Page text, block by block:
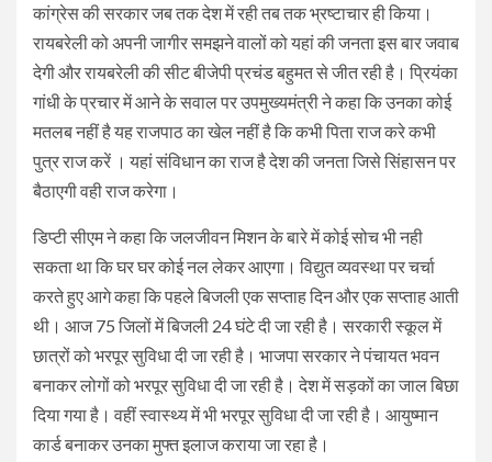
कांग्रेस की सरकार जब तक देश में रही तब तक भ्रष्टाचार ही किया।
रायबरेली को अपनी जागीर समझने वालों को यहां की जनता इस बार जवाब
देगी और रायबरेली की सीट बीजेपी प्रचंड बहुमत से जीत रही है। प्रियंका
गांधी के प्रचार में आने के सवाल पर उपमुख्यमंत्री ने कहा कि उनका कोई
मतलब नहीं है यह राजपाठ का खेल नहीं है कि कभी पिता राज करे कभी
पुत्र राज करें । यहां संविधान का राज है देश की जनता जिसे सिंहासन पर
बैठाएगी वही राज करेगा।
डिप्टी सीएम ने कहा कि जलजीवन मिशन के बारे में कोई सोच भी नही
सकता था कि घर घर कोई नल लेकर आएगा। विद्युत व्यवस्था पर चर्चा
करते हुए आगे कहा कि पहले बिजली एक सप्ताह दिन और एक सप्ताह आती
थी। आज 75 जिलों में बिजली 24 घंटे दी जा रही है। सरकारी स्कूल में
छात्रों को भरपूर सुविधा दी जा रही है। भाजपा सरकार ने पंचायत भवन
बनाकर लोगों को भरपूर सुविधा दी जा रही है। देश में सड़कों का जाल बिछा
दिया गया है। वहीं स्वास्थ्य में भी भरपूर सुविधा दी जा रही है। आयुष्मान
कार्ड बनाकर उनका मुफ्त इलाज कराया जा रहा है।